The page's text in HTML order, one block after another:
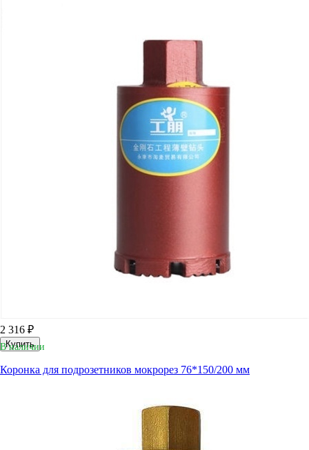
2 316 ₽
Купить
В наличии
Коронка для подрозетников мокрорез 76*150/200 мм